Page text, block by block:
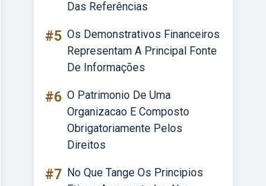
Das Referências
#5 Os Demonstrativos Financeiros
Representam A Principal Fonte
De Informações
#6 O Patrimonio De Uma
Organizacao E Composto
Obrigatoriamente Pelos
Direitos
#7 No Que Tange Os Principios